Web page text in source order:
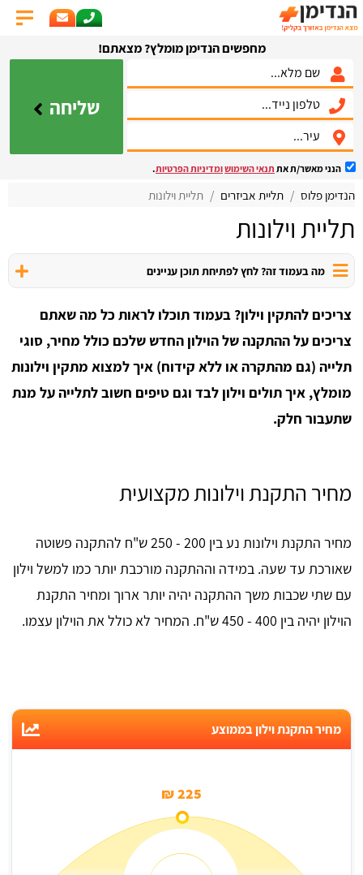
מחפשים הנדימן מומלץ? מצאתם!
שליחה
הנני מאשר/ת את תנאי השימושומדיניות הפרטיות.
הנדימן פלוס תליית אביזרים תליית וילונות
תליית וילונות
מה בעמוד זה? לחץ לפתיחת תוכן עניינים
צריכים להתקין וילון? בעמוד תוכלו לראות כל מה שאתם
צריכים על ההתקנה של הוילון החדש שלכם כולל מחיר, סוגי
תלייה (גם מהתקרה או ללא קידוח) איך למצוא מתקין וילונות
מומלץ, איך תולים וילון לבד וגם טיפים חשוב לתלייה על מנת
שתעבור חלק.
מחיר התקנת וילונות מקצועית
מחיר התקנת וילונות נע בין 200 - 250 ש"ח להתקנה פשוטה
שאורכת עד שעה. במידה וההתקנה מורכבת יותר כמו למשל וילון
עם שתי שכבות משך ההתקנה יהיה יותר ארוך ומחיר התקנת
הוילון יהיה בין 400 - 450 ש"ח. המחיר לא כולל את הוילון עצמו.
מחיר התקנת וילון בממוצע
225 ₪